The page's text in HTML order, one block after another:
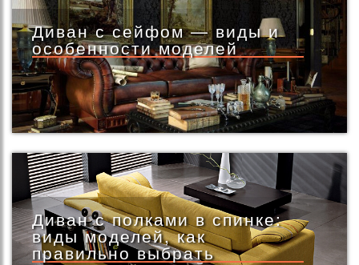
Диван с сейфом — виды и
особенности моделей
Диван с полками в спинке:
виды моделей, как
правильно выбрать